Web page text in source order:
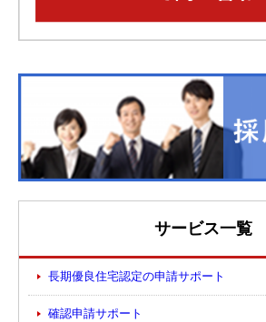
サービス一覧
長期優良住宅認定の申請サポート
確認申請サポート